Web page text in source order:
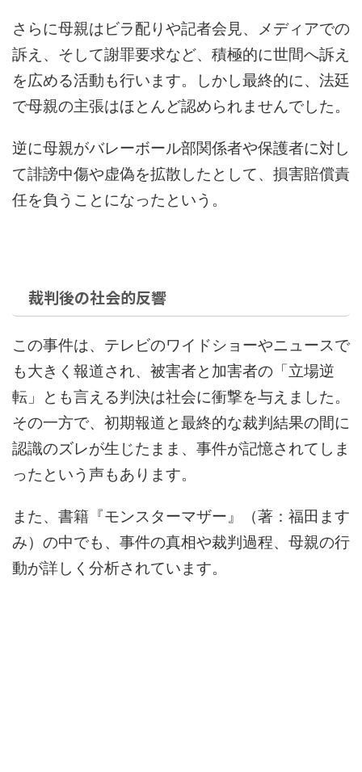
さらに母親はビラ配りや記者会見、メディアでの
訴え、そして謝罪要求など、積極的に世間へ訴え
を広める活動も行います。しかし最終的に、法廷
で母親の主張はほとんど認められませんでした。
逆に母親がバレーボール部関係者や保護者に対し
て誹謗中傷や虚偽を拡散したとして、損害賠償責
任を負うことになったという。
裁判後の社会的反響
この事件は、テレビのワイドショーやニュースで
も大きく報道され、被害者と加害者の「立場逆
転」とも言える判決は社会に衝撃を与えました。
その一方で、初期報道と最終的な裁判結果の間に
認識のズレが生じたまま、事件が記憶されてしま
ったという声もあります。
また、書籍『モンスターマザー』（著：福田ます
み）の中でも、事件の真相や裁判過程、母親の行
動が詳しく分析されています。